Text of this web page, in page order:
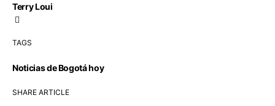
Terry Loui
TAGS
Noticias de Bogotá hoy
SHARE ARTICLE